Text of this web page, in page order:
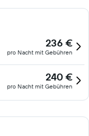
236 €
pro Nacht mit Gebühren
240 €
pro Nacht mit Gebühren